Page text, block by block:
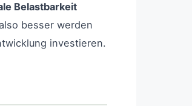
Belastbarkeit
besser werden
investieren.